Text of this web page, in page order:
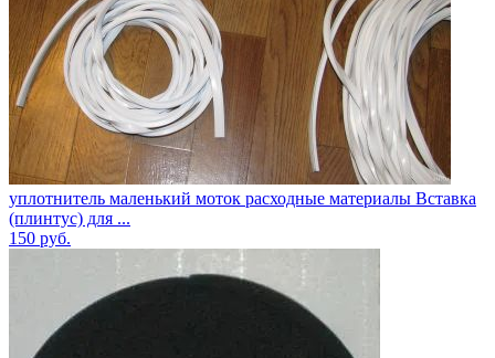
уплотнитель маленький моток расходные материалы Вставка
(плинтус) для ...
150 руб.